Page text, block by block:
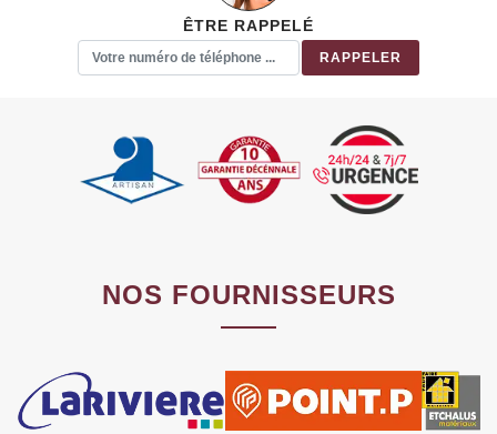
ÊTRE RAPPELÉ
NOS FOURNISSEURS